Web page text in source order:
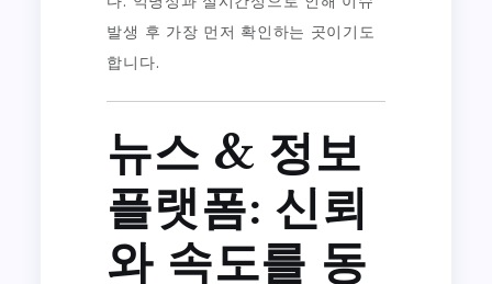
발생 후 가장 먼저 확인하는 곳이기도
합니다.
뉴스 & 정보
플랫폼: 신뢰
와 속도를 동